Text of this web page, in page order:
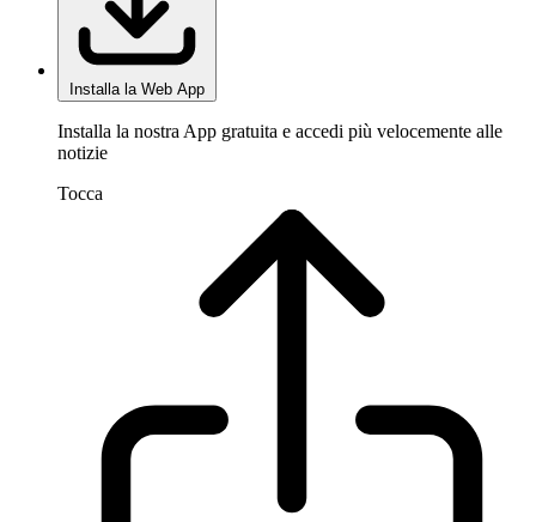
Installa la Web App
Installa la nostra App gratuita e accedi più velocemente alle
notizie
Tocca